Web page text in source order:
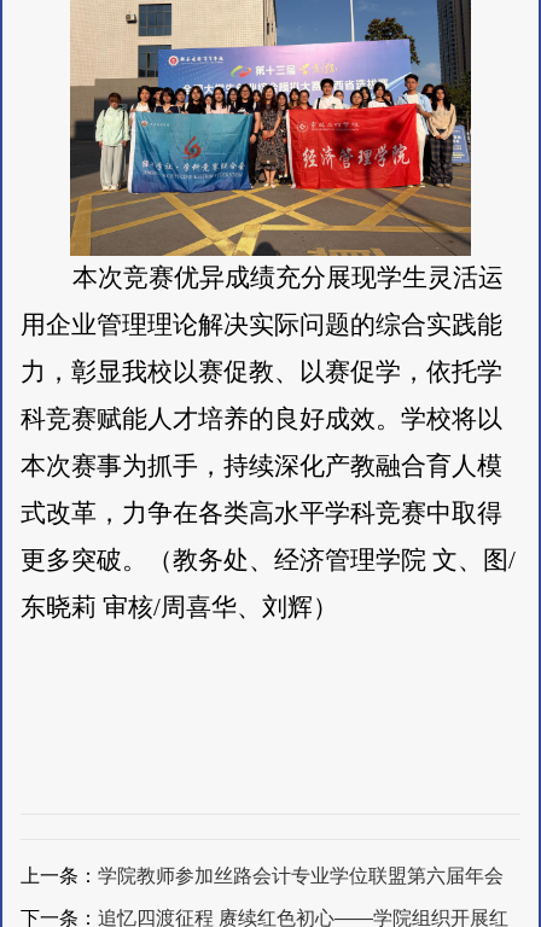
本次竞赛优异成绩充分展现学生灵活运
用企业管理理论解决实际问题的综合实践能
力，彰显我校以赛促教、以赛促学，依托学
科竞赛赋能人才培养的良好成效。学校将以
本次赛事为抓手，持续深化产教融合育人模
式改革，力争在各类高水平学科竞赛中取得
更多突破。（教务处、经济管理学院 文、图/
东晓莉 审核/周喜华、刘辉）
上一条： 学院教师参加丝路会计专业学位联盟第六届年会
下一条： 追忆四渡征程 赓续红色初心——学院组织开展红